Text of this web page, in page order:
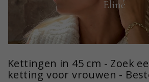
Kettingen in 45 cm - Zoek
ketting voor vrouwen -